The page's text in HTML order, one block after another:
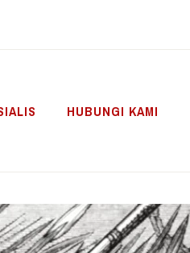
HUBUNGI KAMI